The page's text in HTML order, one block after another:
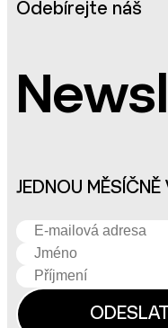
Odebírejte náš
JEDNOU MĚSÍČNĚ